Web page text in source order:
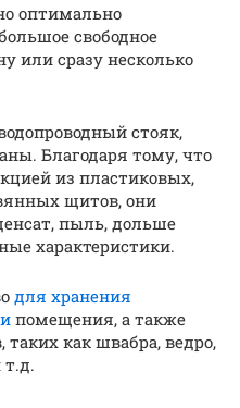
оптимально
свободное
или сразу несколько
стояк,
Благодаря тому, что
из пластиковых,
щитов, они
пыль, дольше
характеристики.
для хранения
помещения, а также
как швабра, ведро,